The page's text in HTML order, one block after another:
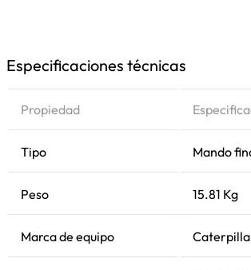
Especificaciones técnicas
Propiedad
Tipo Mando
Peso 15.81 Kg
Marca de equipo